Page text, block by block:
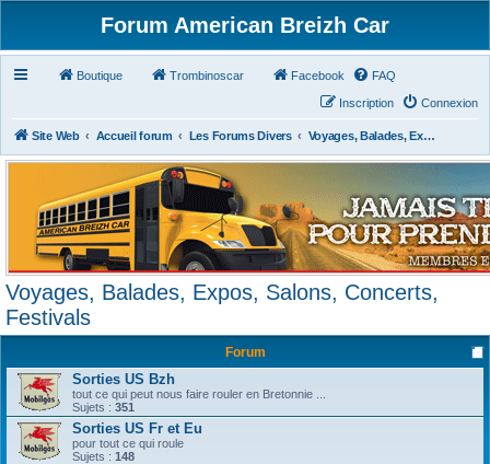
Forum American Breizh Car
Boutique Trombinoscar Facebook FAQ
Connexion
Inscription
Site Web Accueil forum Les Forums Divers Voyages, Balades, Expos, Salons, Concerts, Festivals
Voyages, Balades, Expos, Salons, Concerts,
Festivals
Forum
Sorties US Bzh
tout ce qui peut nous faire rouler en Bretonnie ...
Sujets : 351
Sorties US Fr et Eu
pour tout ce qui roule
Sujets : 148